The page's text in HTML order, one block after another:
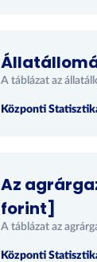
A táblázat az
Központi
Az
forint]
A táblázat az
Központi